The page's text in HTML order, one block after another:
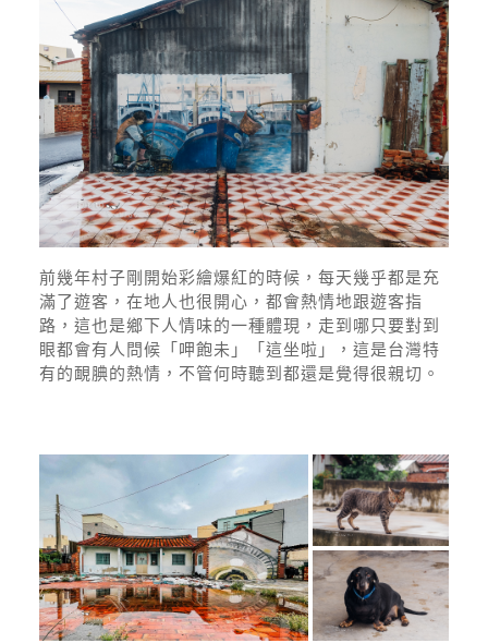
前幾年村子剛開始彩繪爆紅的時候，每天幾乎都是充
滿了遊客，在地人也很開心，都會熱情地跟遊客指
路，這也是鄉下人情味的一種體現，走到哪只要對到
眼都會有人問候「呷飽未」「這坐啦」，這是台灣特
有的靦腆的熱情，不管何時聽到都還是覺得很親切。